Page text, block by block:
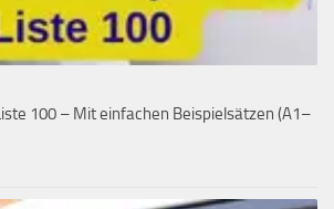
100 – Mit einfachen Beispielsätzen (A1–